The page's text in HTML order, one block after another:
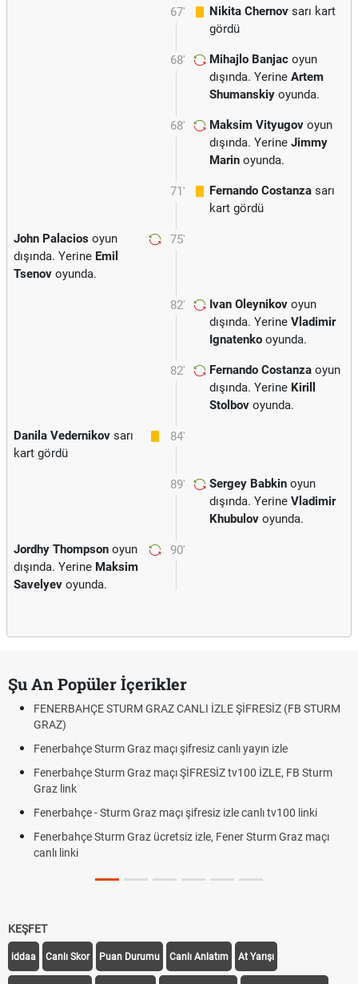
67' Nikita Chernov sarı kart
gördü
68' Mihajlo Banjac oyun
dışında. Yerine Artem
Shumanskiy oyunda.
68' Maksim Vityugov oyun
dışında. Yerine Jimmy
Marin oyunda.
71' Fernando Costanza sarı
kart gördü
75'
John Palacios oyun
dışında. Yerine Emil
Tsenov oyunda.
82' Ivan Oleynikov oyun
dışında. Yerine Vladimir
Ignatenko oyunda.
82' Fernando Costanza oyun
dışında. Yerine Kirill
Stolbov oyunda.
84'
Danila Vedernikov sarı
kart gördü
89' Sergey Babkin oyun
dışında. Yerine Vladimir
Khubulov oyunda.
90'
Jordhy Thompson oyun
dışında. Yerine Maksim
Savelyev oyunda.
Şu An Popüler İçerikler
FENERBAHÇE STURM GRAZ CANLI İZLE ŞİFRESİZ (FB STURM
GRAZ)
Fenerbahçe Sturm Graz maçı şifresiz canlı yayın izle
Fenerbahçe Sturm Graz maçı ŞİFRESİZ tv100 İZLE, FB Sturm
Graz link
Fenerbahçe - Sturm Graz maçı şifresiz izle canlı tv100 linki
Fenerbahçe Sturm Graz ücretsiz izle, Fener Sturm Graz maçı
canlı linki
KEŞFET
iddaa Canlı Skor Puan Durumu Canlı Anlatım At Yarışı